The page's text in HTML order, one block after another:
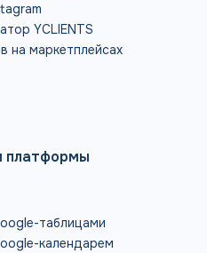
таблицами
календарем
платформы
YCLIENTS
на маркетплейсах